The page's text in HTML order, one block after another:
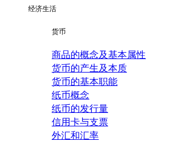
经济生活
货币
商品的概念及基本属性
货币的产生及本质
货币的基本职能
纸币概念
纸币的发行量
信用卡与支票
外汇和汇率